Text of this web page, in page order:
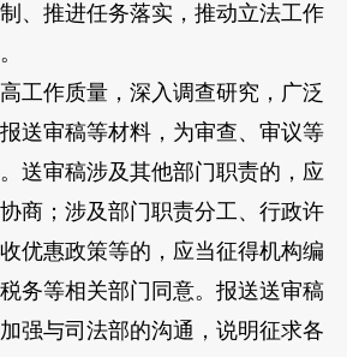
、推进任务落实，推动立法工作
作质量，深入调查研究，广泛
送审稿等材料，为审查、审议等
送审稿涉及其他部门职责的，应
商；涉及部门职责分工、行政许
优惠政策等的，应当征得机构编
务等相关部门同意。报送送审稿
强与司法部的沟通，说明征求各